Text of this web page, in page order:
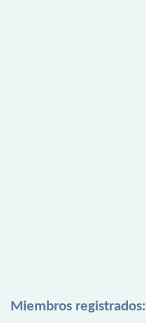
Miembros registrados: